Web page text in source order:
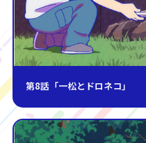
第8話「一松とドロネコ」